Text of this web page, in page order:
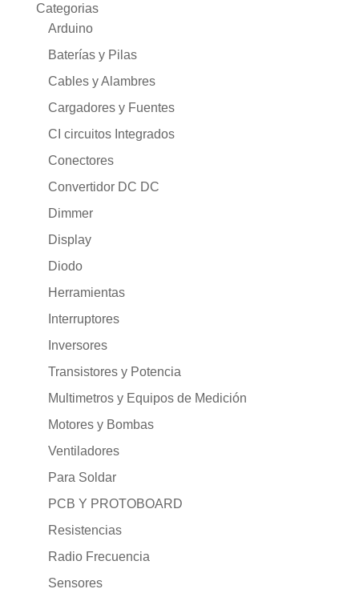
Categorias
Arduino
Baterías y Pilas
Cables y Alambres
Cargadores y Fuentes
CI circuitos Integrados
Conectores
Convertidor DC DC
Dimmer
Display
Diodo
Herramientas
Interruptores
Inversores
Transistores y Potencia
Multimetros y Equipos de Medición
Motores y Bombas
Ventiladores
Para Soldar
PCB Y PROTOBOARD
Resistencias
Radio Frecuencia
Sensores